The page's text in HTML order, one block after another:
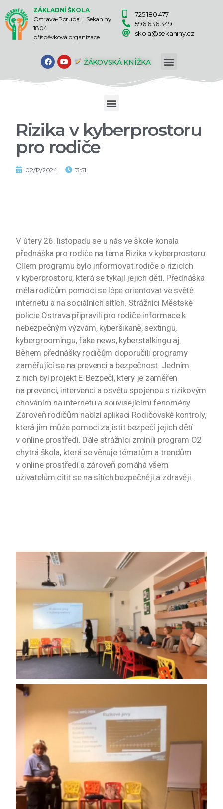
ZÁKLADNÍ ŠKOLA
Ostrava-Poruba, I. Sekaniny
1804
příspěvková organizace
725 180 477
596 636 349
skola@sekaniny.cz
ŽÁKOVSKÁ KNÍŽKA
Rizika v kyberprostoru
pro rodiče
02/12/2024 13:51
V úterý 26. listopadu se u nás ve škole konala
přednáška pro rodiče na téma Rizika v kyberprostoru.
Cílem programu bylo informovat rodiče o rizicích
v kyberprostoru, která se týkají jejich dětí. Přednáška
měla rodičům pomoci se lépe orientovat ve světě
internetu a na sociálních sítích. Strážníci Městské
policie Ostrava připravili pro rodiče informace k
nebezpečným výzvám, kyberšikaně, sextingu,
kybergroomingu, fake news, kyberstalkingu aj.
Během přednášky rodičům doporučili programy
zaměřující se na prevenci a bezpečnost. Jedním
z nich byl projekt E-Bezpečí, který je zaměřen
na prevenci, intervenci a osvětu spojenou s rizikovým
chováním na internetu a souvisejícími fenomény.
Zároveň rodičům nabízí aplikaci Rodičovské kontroly,
která jim může pomoci zajistit bezpečí jejich dětí
v online prostředí. Dále strážníci zmínili program O2
chytrá škola, která se věnuje tématům a trendům
v online prostředí a zároveň pomáhá všem
uživatelům cítit se na sítích bezpečněji a zdravěji.